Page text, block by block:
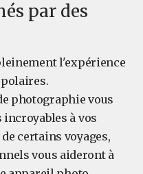
par des
l'expérience
photographie vous
à vos
certains voyages,
vous aideront à